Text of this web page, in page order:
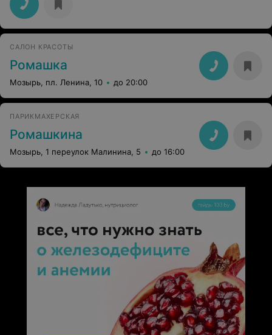
САЛОН КРАСОТЫ
Ромашка
Мозырь, пл. Ленина, 10 до 20:00
ПАРИКМАХЕРСКАЯ
Ромашкина
Мозырь, 1 переулок Малинина, 5 до 16:00